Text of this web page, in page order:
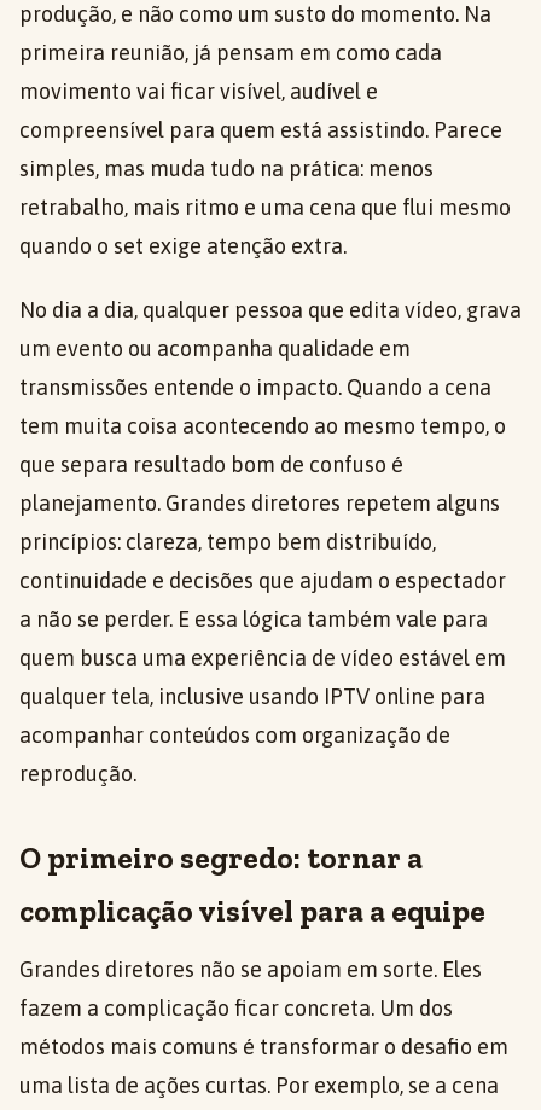
produção, e não como um susto do momento. Na
primeira reunião, já pensam em como cada
movimento vai ficar visível, audível e
compreensível para quem está assistindo. Parece
simples, mas muda tudo na prática: menos
retrabalho, mais ritmo e uma cena que flui mesmo
quando o set exige atenção extra.
No dia a dia, qualquer pessoa que edita vídeo, grava
um evento ou acompanha qualidade em
transmissões entende o impacto. Quando a cena
tem muita coisa acontecendo ao mesmo tempo, o
que separa resultado bom de confuso é
planejamento. Grandes diretores repetem alguns
princípios: clareza, tempo bem distribuído,
continuidade e decisões que ajudam o espectador
a não se perder. E essa lógica também vale para
quem busca uma experiência de vídeo estável em
qualquer tela, inclusive usando IPTV online para
acompanhar conteúdos com organização de
reprodução.
O primeiro segredo: tornar a
complicação visível para a equipe
Grandes diretores não se apoiam em sorte. Eles
fazem a complicação ficar concreta. Um dos
métodos mais comuns é transformar o desafio em
uma lista de ações curtas. Por exemplo, se a cena